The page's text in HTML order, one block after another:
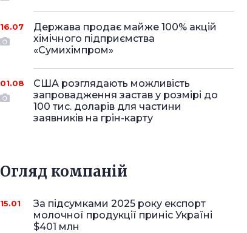
16.07
Держава продає майже 100% акцій
хімічного підприємства
«Сумихімпром»
01.08
США розглядають можливість
запровадження застав у розмірі до
100 тис. доларів для частини
заявників на грін-карту
Огляд компаній
15.01
За підсумками 2025 року експорт
молочної продукції приніс Україні
$401 млн